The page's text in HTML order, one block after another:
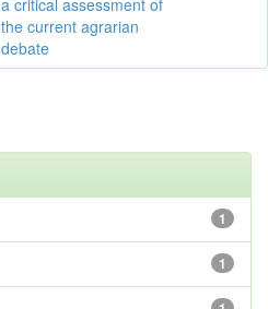
the current agrarian
debate
1
1